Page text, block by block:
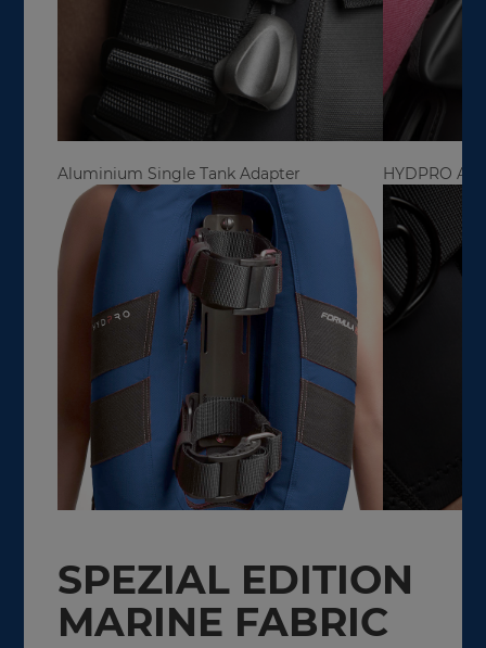
Aluminium Single Tank Adapter HYDPRO
SPEZIAL EDITION
MARINE FABRIC